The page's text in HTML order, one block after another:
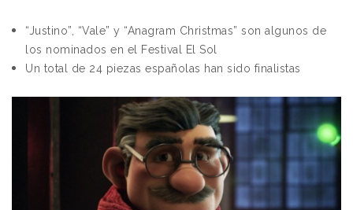
“Justino”, “Vale” y “Anagram Christmas” son algunos de
los nominados en el Festival El Sol
Un total de 24 piezas españolas han sido finalistas